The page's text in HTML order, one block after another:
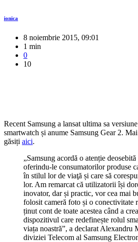
ionica
8 noiembrie 2015, 09:01
1 min
0
10
Recent Samsung a lansat ultima sa
smartwatch și anume Samsung Gear 2.
găsiți aici.
„Samsung acordă o atenție
oferindu-le consumatorilor produse
în stilul lor de viaţă și care să
lor. Am remarcat că utilizatorii își
inovator, dar și practic, vor cea mai
folosit cameră foto și o conectivitate
ținut cont de toate acestea când a
dispozitivul care redefinește rolul
viața noastră”, a declarat Alexandru
diviziei Telecom al Samsung